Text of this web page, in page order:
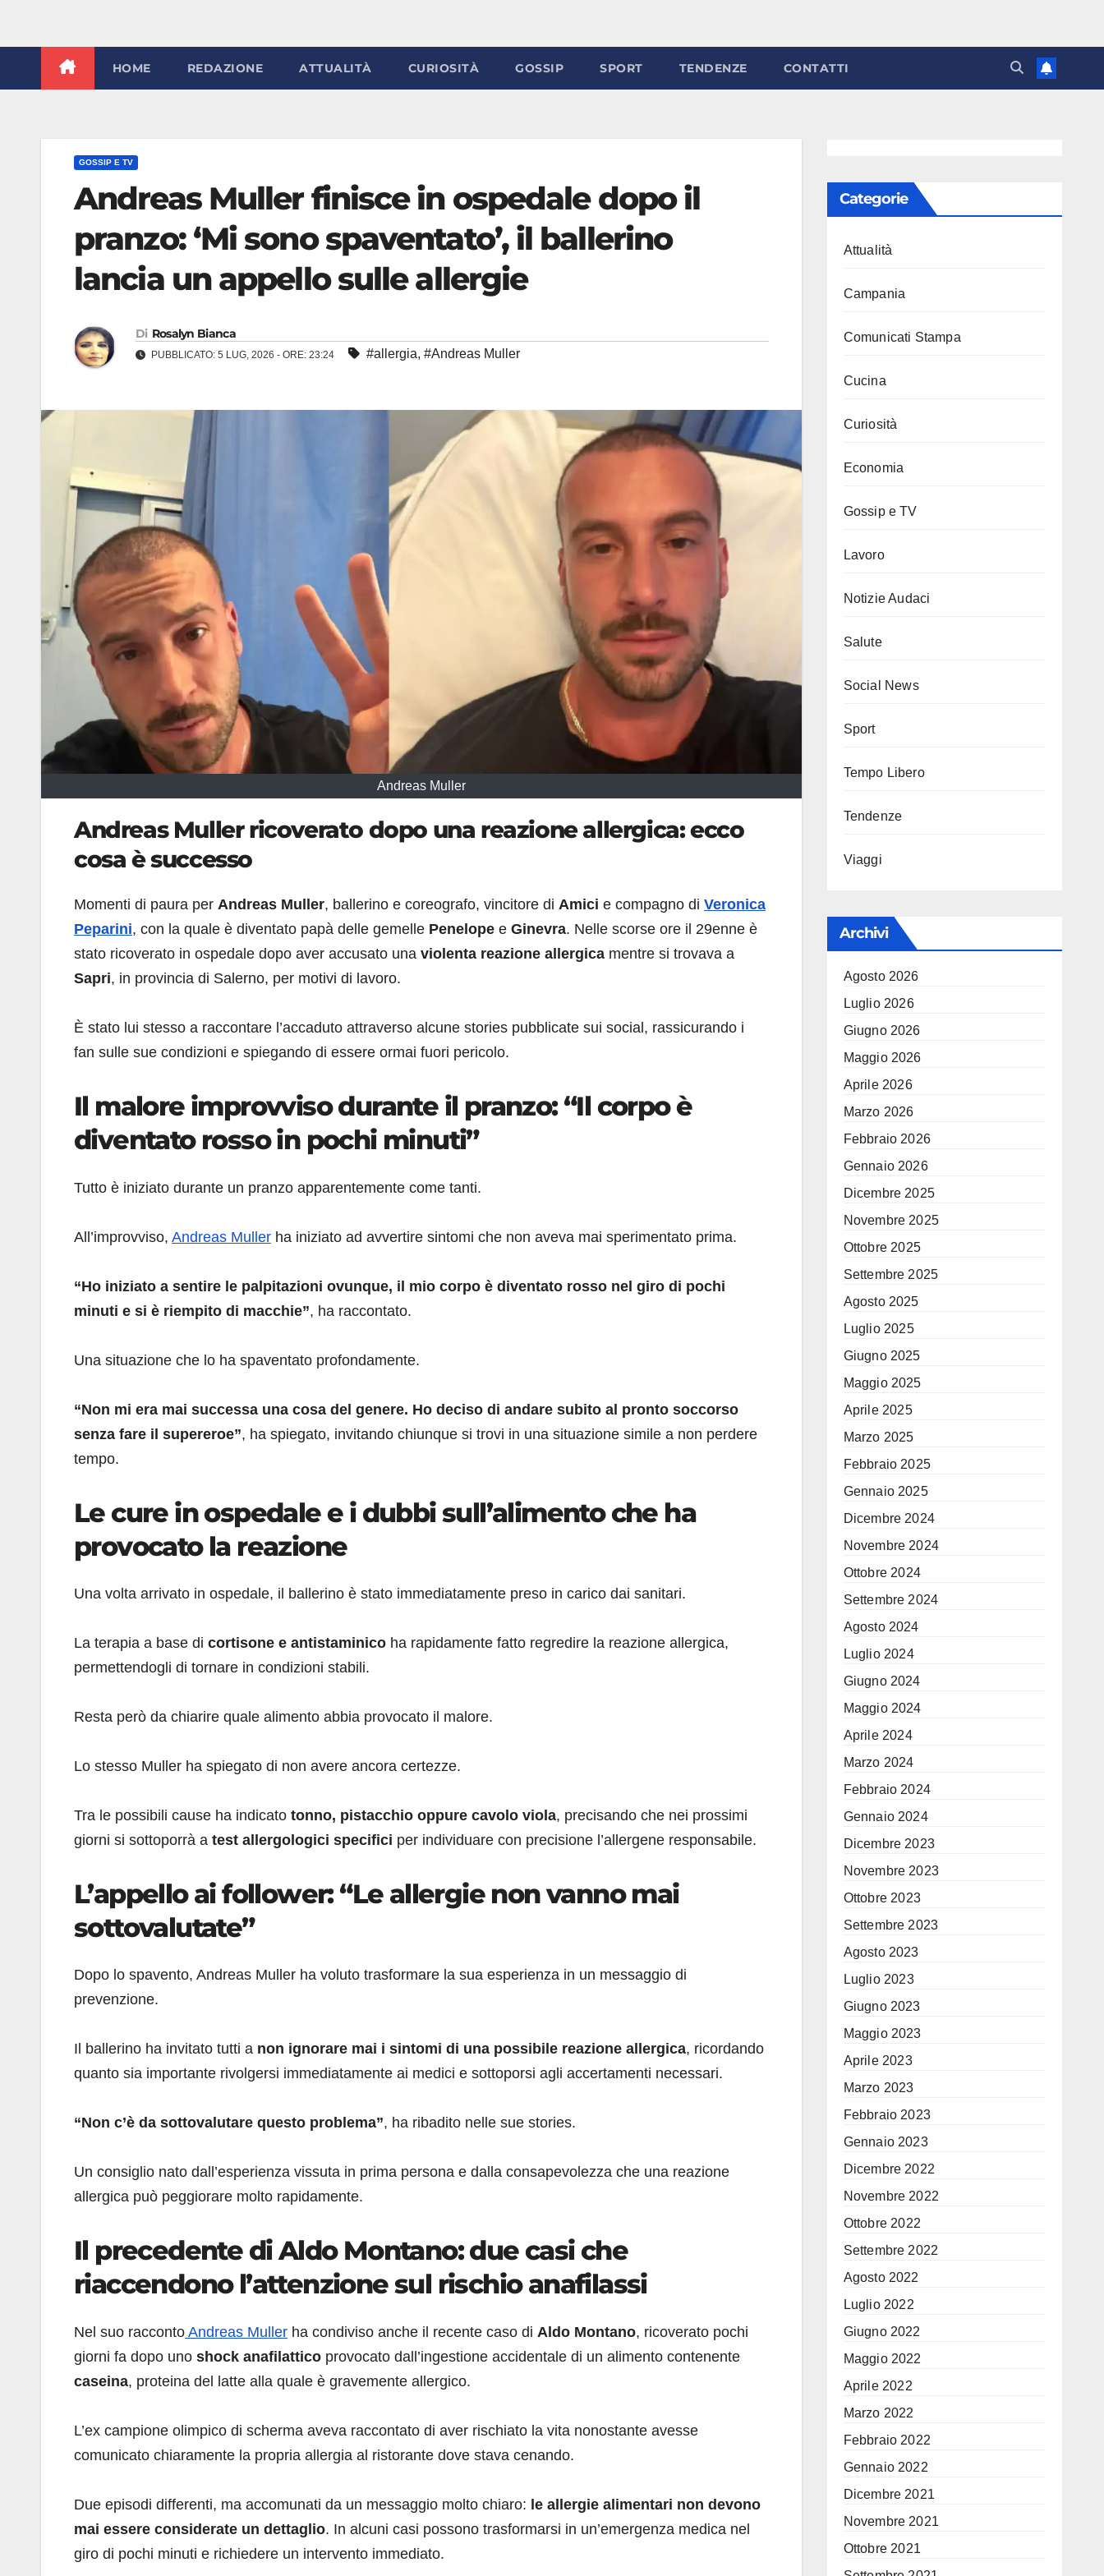
HOME REDAZIONE ATTUALITÀ CURIOSITÀ GOSSIP SPORT TENDENZE CONTATTI
GOSSIP E TV
Andreas Muller finisce in ospedale dopo il
pranzo: ‘Mi sono spaventato’, il ballerino
lancia un appello sulle allergie
Di Rosalyn Bianca
PUBBLICATO: 5 LUG, 2026 - ORE: 23:24 #allergia, #Andreas Muller
Andreas Muller
Andreas Muller ricoverato dopo una reazione allergica: ecco
cosa è successo
Momenti di paura per Andreas Muller, ballerino e coreografo, vincitore di Amici e compagno di Veronica
Peparini, con la quale è diventato papà delle gemelle Penelope e Ginevra. Nelle scorse ore il 29enne è
stato ricoverato in ospedale dopo aver accusato una violenta reazione allergica mentre si trovava a
Sapri, in provincia di Salerno, per motivi di lavoro.
È stato lui stesso a raccontare l’accaduto attraverso alcune stories pubblicate sui social, rassicurando i
fan sulle sue condizioni e spiegando di essere ormai fuori pericolo.
Il malore improvviso durante il pranzo: “Il corpo è
diventato rosso in pochi minuti”
Tutto è iniziato durante un pranzo apparentemente come tanti.
All’improvviso, Andreas Muller ha iniziato ad avvertire sintomi che non aveva mai sperimentato prima.
“Ho iniziato a sentire le palpitazioni ovunque, il mio corpo è diventato rosso nel giro di pochi
minuti e si è riempito di macchie”, ha raccontato.
Una situazione che lo ha spaventato profondamente.
“Non mi era mai successa una cosa del genere. Ho deciso di andare subito al pronto soccorso
senza fare il supereroe”, ha spiegato, invitando chiunque si trovi in una situazione simile a non perdere
tempo.
Le cure in ospedale e i dubbi sull’alimento che ha
provocato la reazione
Una volta arrivato in ospedale, il ballerino è stato immediatamente preso in carico dai sanitari.
La terapia a base di cortisone e antistaminico ha rapidamente fatto regredire la reazione allergica,
permettendogli di tornare in condizioni stabili.
Resta però da chiarire quale alimento abbia provocato il malore.
Lo stesso Muller ha spiegato di non avere ancora certezze.
Tra le possibili cause ha indicato tonno, pistacchio oppure cavolo viola, precisando che nei prossimi
giorni si sottoporrà a test allergologici specifici per individuare con precisione l’allergene responsabile.
L’appello ai follower: “Le allergie non vanno mai
sottovalutate”
Dopo lo spavento, Andreas Muller ha voluto trasformare la sua esperienza in un messaggio di
prevenzione.
Il ballerino ha invitato tutti a non ignorare mai i sintomi di una possibile reazione allergica, ricordando
quanto sia importante rivolgersi immediatamente ai medici e sottoporsi agli accertamenti necessari.
“Non c’è da sottovalutare questo problema”, ha ribadito nelle sue stories.
Un consiglio nato dall’esperienza vissuta in prima persona e dalla consapevolezza che una reazione
allergica può peggiorare molto rapidamente.
Il precedente di Aldo Montano: due casi che
riaccendono l’attenzione sul rischio anafilassi
Nel suo racconto Andreas Muller ha condiviso anche il recente caso di Aldo Montano, ricoverato pochi
giorni fa dopo uno shock anafilattico provocato dall’ingestione accidentale di un alimento contenente
caseina, proteina del latte alla quale è gravemente allergico.
L’ex campione olimpico di scherma aveva raccontato di aver rischiato la vita nonostante avesse
comunicato chiaramente la propria allergia al ristorante dove stava cenando.
Due episodi differenti, ma accomunati da un messaggio molto chiaro: le allergie alimentari non devono
mai essere considerate un dettaglio. In alcuni casi possono trasformarsi in un’emergenza medica nel
giro di pochi minuti e richiedere un intervento immediato.
Categorie
Attualità
Campania
Comunicati Stampa
Cucina
Curiosità
Economia
Gossip e TV
Lavoro
Notizie Audaci
Salute
Social News
Sport
Tempo Libero
Tendenze
Viaggi
Archivi
Agosto 2026
Luglio 2026
Giugno 2026
Maggio 2026
Aprile 2026
Marzo 2026
Febbraio 2026
Gennaio 2026
Dicembre 2025
Novembre 2025
Ottobre 2025
Settembre 2025
Agosto 2025
Luglio 2025
Giugno 2025
Maggio 2025
Aprile 2025
Marzo 2025
Febbraio 2025
Gennaio 2025
Dicembre 2024
Novembre 2024
Ottobre 2024
Settembre 2024
Agosto 2024
Luglio 2024
Giugno 2024
Maggio 2024
Aprile 2024
Marzo 2024
Febbraio 2024
Gennaio 2024
Dicembre 2023
Novembre 2023
Ottobre 2023
Settembre 2023
Agosto 2023
Luglio 2023
Giugno 2023
Maggio 2023
Aprile 2023
Marzo 2023
Febbraio 2023
Gennaio 2023
Dicembre 2022
Novembre 2022
Ottobre 2022
Settembre 2022
Agosto 2022
Luglio 2022
Giugno 2022
Maggio 2022
Aprile 2022
Marzo 2022
Febbraio 2022
Gennaio 2022
Dicembre 2021
Novembre 2021
Ottobre 2021